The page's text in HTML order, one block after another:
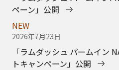
ペーン」公開
NEW
2026年7月23日
「ラムダッシュ パームイン
トキャンペーン」公開